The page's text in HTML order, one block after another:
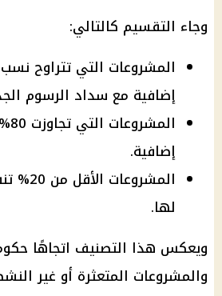
وجاء التقسيم كالتالي:
إضافية مع سداد الرسوم
إضافية.
لها.
ويعكس هذا التصنيف اتجاهًا
والمشروعات المتعثرة أو غير